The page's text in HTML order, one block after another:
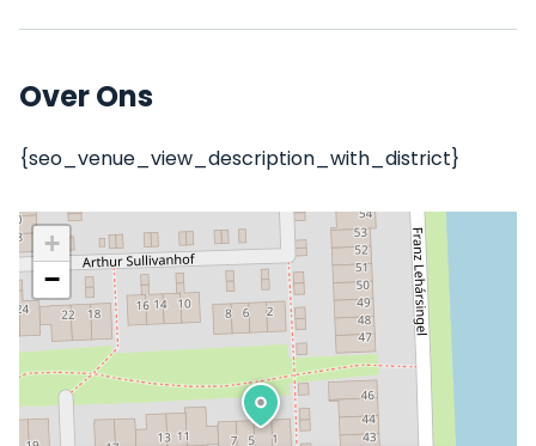
Over Ons
{seo_venue_view_description_with_district}
+
−